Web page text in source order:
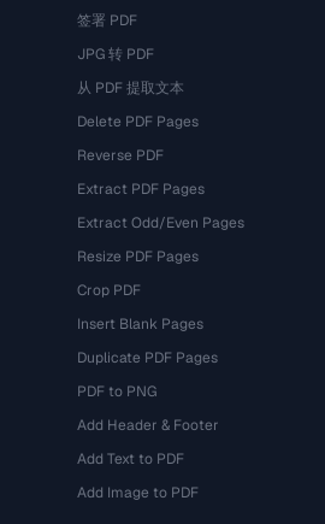
签署 PDF
JPG 转 PDF
从 PDF 提取文本
Delete PDF Pages
Reverse PDF
Extract PDF Pages
Extract Odd/Even Pages
Resize PDF Pages
Crop PDF
Insert Blank Pages
Duplicate PDF Pages
PDF to PNG
Add Header & Footer
Add Text to PDF
Add Image to PDF